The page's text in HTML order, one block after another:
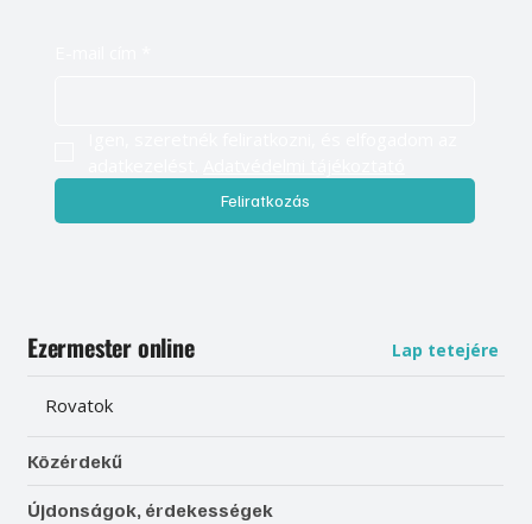
Feliratkozás
Ezermester online Lap tetejére
Rovatok
Közérdekű
Újdonságok, érdekességek